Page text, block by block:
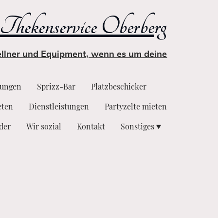
Oberberg
und Equipment, wenn es um deine
Sprizz-Bar
Platzbeschicker
Dienstleistungen
Partyzelte mieten
Wir sozial Kontakt
Sonstiges